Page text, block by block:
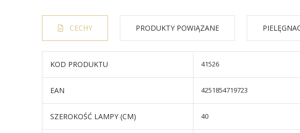
CECHY PRODUKTY POWIĄZANE
KOD PRODUKTU 41526
EAN 4251854719723
SZEROKOŚĆ LAMPY (CM) 40